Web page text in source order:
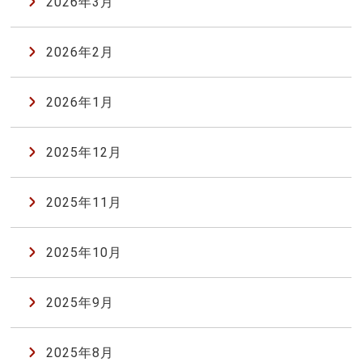
2026年2月
2026年1月
2025年12月
2025年11月
2025年10月
2025年9月
2025年8月